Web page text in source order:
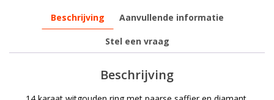
Beschrijving Aanvullende informatie
Stel een vraag
Beschrijving